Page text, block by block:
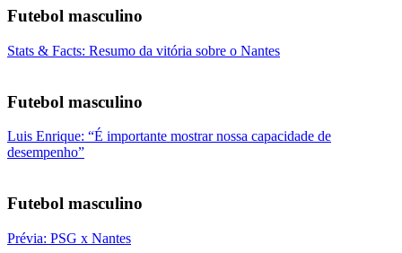
Futebol masculino
Stats & Facts: Resumo da vitória sobre o Nantes
Futebol masculino
Luis Enrique: “É importante mostrar nossa capacidade de
desempenho”
Futebol masculino
Prévia: PSG x Nantes